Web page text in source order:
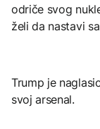
odriče svog
želi da nastavi
Trump je
svoj arsenal.